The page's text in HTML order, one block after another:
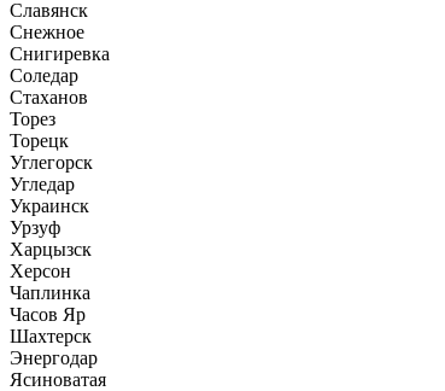
Славянск
Снежное
Снигиревка
Соледар
Стаханов
Торез
Торецк
Углегорск
Угледар
Украинск
Урзуф
Харцызск
Херсон
Чаплинка
Часов Яр
Шахтерск
Энергодар
Ясиноватая